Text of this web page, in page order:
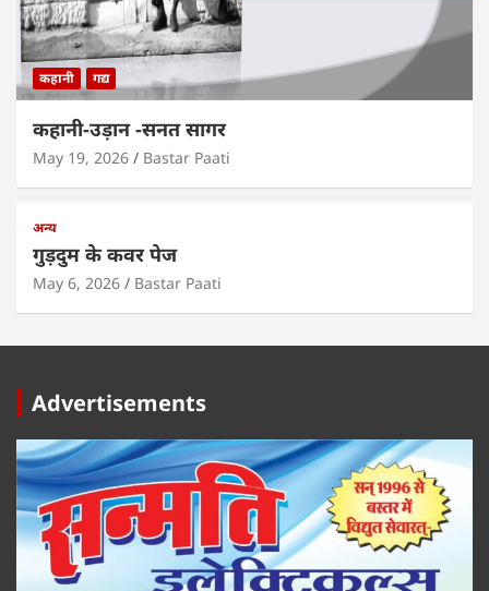
कहानी गद्य
कहानी-उड़ान -सनत सागर
May 19, 2026 Bastar Paati
अन्य
गुड़दुम के कवर पेज
May 6, 2026 Bastar Paati
Advertisements